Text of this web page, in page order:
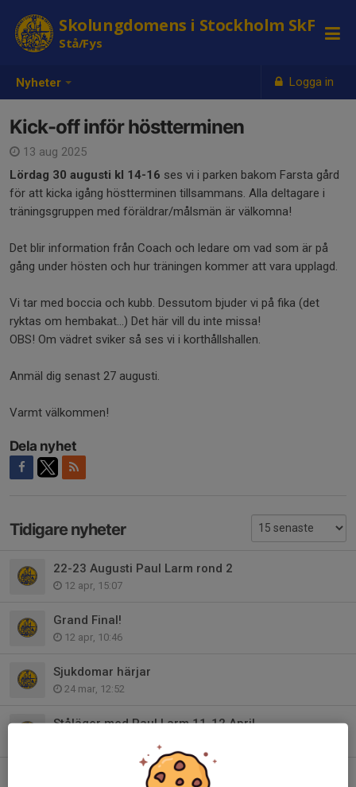
Nyheter Logga in
Skolungdomens i Stockholm SkF
Stå/Fys
Kick-off inför höstterminen
13 aug 2025
Lördag 30 augusti kl 14-16 ses vi i parken bakom Farsta gård
för att kicka igång höstterminen tillsammans. Alla deltagare i
träningsgruppen med föräldrar/målsmän är välkomna!
Det blir information från Coach och ledare om vad som är på
gång under hösten och hur träningen kommer att vara upplagd.
Vi tar med boccia och kubb. Dessutom bjuder vi på fika (det
ryktas om hembakat...) Det här vill du inte missa!
OBS! Om vädret sviker så ses vi i korthållshallen.
Anmäl dig senast 27 augusti.
Varmt välkommen!
Dela nyhet
Tidigare nyheter
22-23 Augusti Paul Larm rond 2
12 apr, 15:07
Grand Final!
12 apr, 10:46
Sjukdomar härjar
24 mar, 12:52
Ståläger med Paul Larm 11-12 April
prep inför Skyttiaden på lördag den 10:de Januari